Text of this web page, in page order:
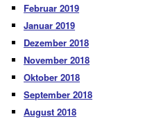
Februar 2019
Januar 2019
Dezember 2018
November 2018
Oktober 2018
September 2018
August 2018